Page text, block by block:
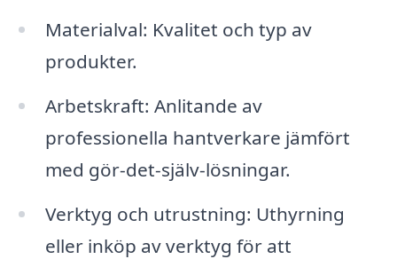
Materialval: Kvalitet och typ av
produkter.
Arbetskraft: Anlitande av
professionella hantverkare jämfört
med gör-det-själv-lösningar.
Verktyg och utrustning: Uthyrning
eller inköp av verktyg för att